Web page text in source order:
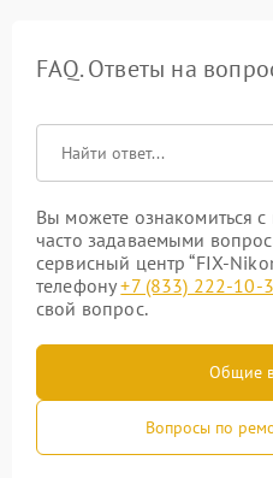
FAQ. Ответы на
Вы можете ознакомиться
часто задаваемыми
сервисный центр “FIX-
телефону+7 (833) 222-10-
свой вопрос.
Общие
Вопросы по